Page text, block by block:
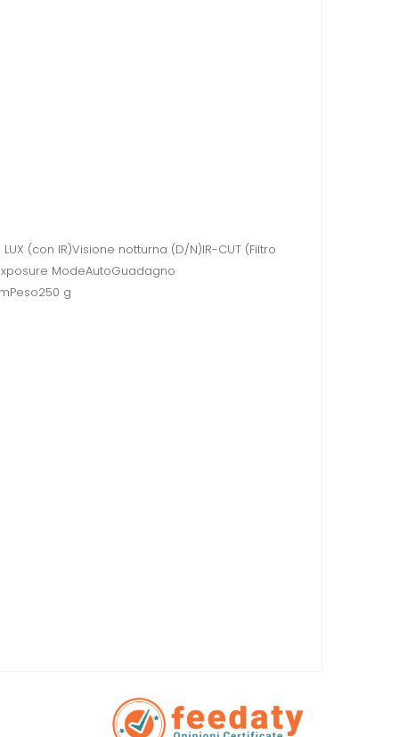
(con IR)Visione notturna (D/N)IR-CUT (Filtro
ModeAutoGuadagno
g